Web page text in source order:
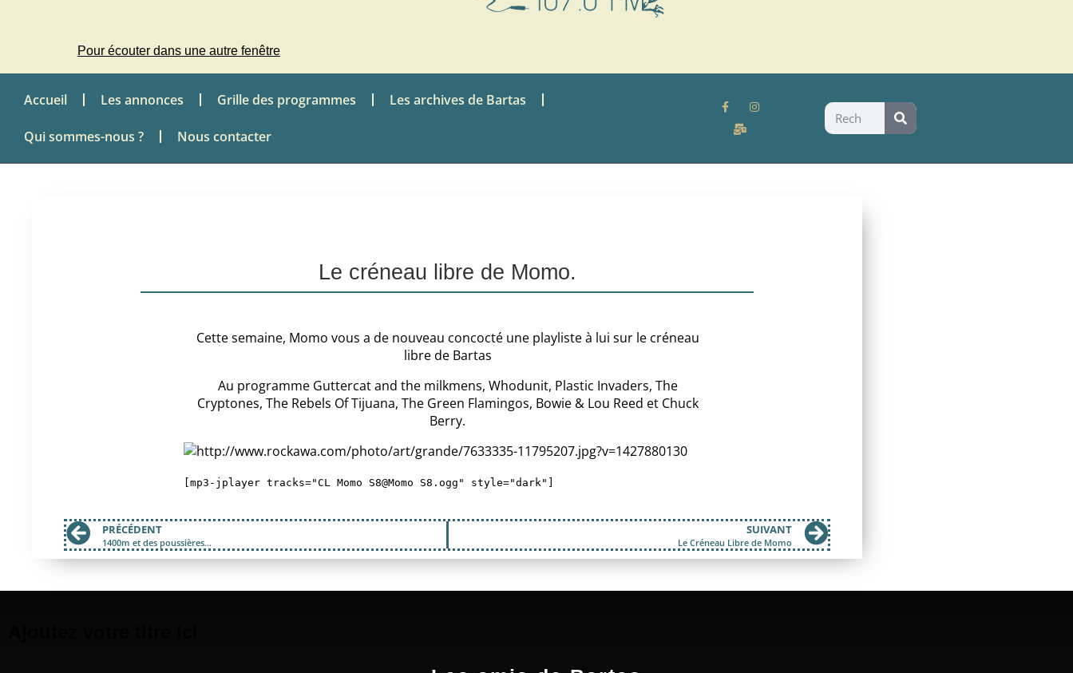
Pour écouter dans une autre fenêtre
Accueil Les annonces Grille des programmes Les archives de Bartas
Qui sommes-nous ? Nous contacter
Le créneau libre de Momo.
Cette semaine, Momo vous a de nouveau concocté une playliste à lui sur le créneau
libre de Bartas
Au programme Guttercat and the milkmens, Whodunit, Plastic Invaders, The
Cryptones, The Rebels Of Tijuana, The Green Flamingos, Bowie & Lou Reed et Chuck
Berry.
[mp3-jplayer tracks="CL Momo S8@Momo S8.ogg" style="dark"]
PRÉCÉDENT
1400m et des poussières…
SUIVANT
Le Créneau Libre de Momo